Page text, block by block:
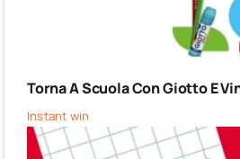
Torna A Scuola Con Giotto E
Instant win